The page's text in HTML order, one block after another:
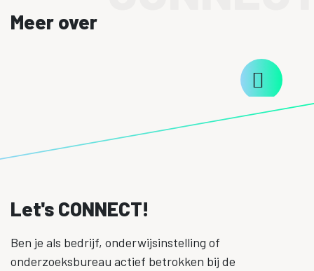
Meer over
Let's CONNECT!
Ben je als bedrijf, onderwijsinstelling of
onderzoeksbureau actief betrokken bij de